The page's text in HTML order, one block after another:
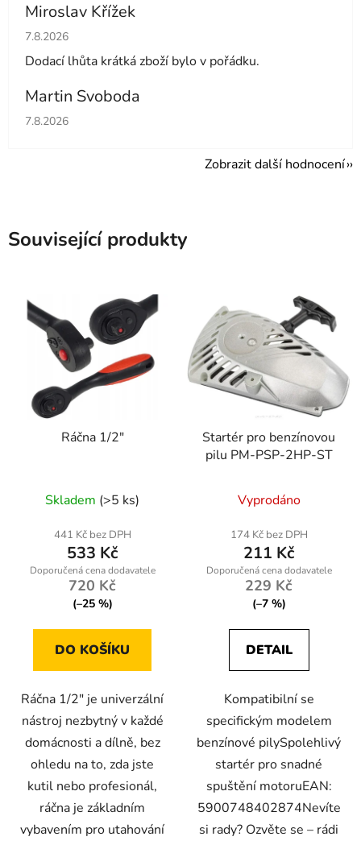
Miroslav Křížek
Hodnocení obchodu je 5 z 5 hvězdiček.
7.8.2026
Dodací lhůta krátká zboží bylo v pořádku.
Martin Svoboda
Hodnocení obchodu je 5 z 5 hvězdiček.
7.8.2026
Zobrazit další hodnocení
Související produkty
Ráčna 1/2"
Skladem (>5 ks)
441 Kč bez DPH
533 Kč
720 Kč
(–25 %)
DO KOŠÍKU
Ráčna 1/2" je univerzální
nástroj nezbytný v každé
domácnosti a dílně, bez
ohledu na to, zda jste
kutil nebo profesionál,
ráčna je základním
vybavením pro utahování
Startér pro benzínovou
pilu PM-PSP-2HP-ST
Vyprodáno
174 Kč bez DPH
211 Kč
229 Kč
(–7 %)
DETAIL
Kompatibilní se
specifickým modelem
benzínové pilySpolehlivý
startér pro snadné
spuštění motoruEAN:
5900748402874Nevíte
si rady? Ozvěte se – rádi